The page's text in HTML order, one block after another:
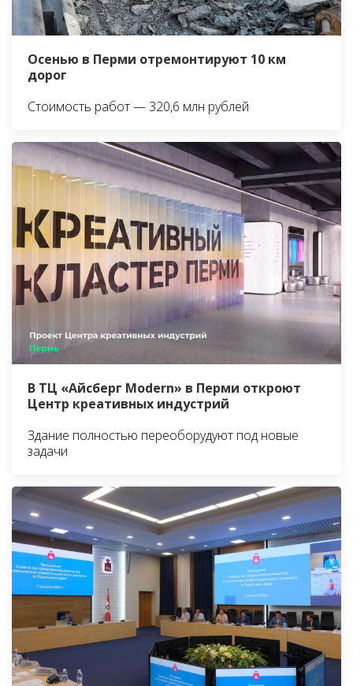
Осенью в Перми отремонтируют 10 км
дорог
Стоимость работ — 320,6 млн рублей
В ТЦ «Айсберг Modern» в Перми откроют
Центр креативных индустрий
Здание полностью переоборудуют под новые
задачи